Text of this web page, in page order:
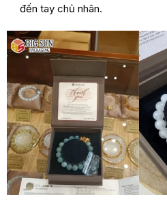
đến tay chủ nhân.